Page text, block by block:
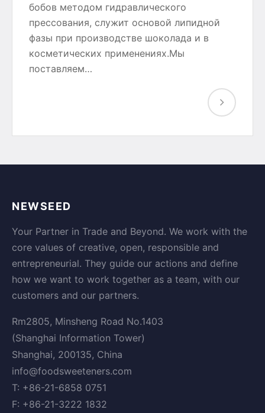
бобов методом гидравлического
прессования, служит основой липидной
фазы при производстве шоколада и в
косметических применениях.Мы
поставляем…
NEWSEED
Your Partner in Trade and Beyond. We work with the
core values of creative, open, responsible and
entrepreneurial. They guide our actions and define
how we want to work together as a team, with our
customers and our partners.
Rm2805, Minsheng Road No.1403
(Shanghai Information Tower)
Shanghai, 200135, China
info@foodsweeteners.com
T: +86-21-6858 0751
F: +86-21-3222 1832